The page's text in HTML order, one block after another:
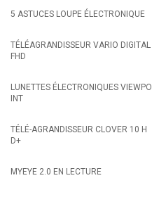
5 ASTUCES LOUPE ÉLECTRONIQUE
TÉLÉAGRANDISSEUR VARIO DIGITAL
FHD
LUNETTES ÉLECTRONIQUES VIEWPO
INT
TÉLÉ-AGRANDISSEUR CLOVER 10 H
D+
MYEYE 2.0 EN LECTURE